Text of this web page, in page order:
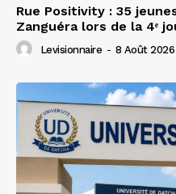
Rue Positivity : 35
Zanguéra lors de la 4ᵉ
Levisionnaire - 8 Août 2026